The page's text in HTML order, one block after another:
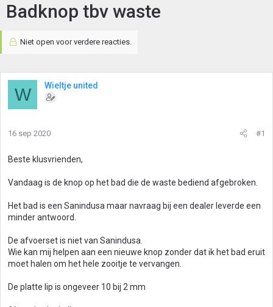
Badknop tbv waste
Niet open voor verdere reacties.
W Wieltje united
16 sep 2020 #1
Beste klusvrienden,
Vandaag is de knop op het bad die de waste bediend afgebroken.
Het bad is een Sanindusa maar navraag bij een dealer leverde een
minder antwoord.
De afvoerset is niet van Sanindusa.
Wie kan mij helpen aan een nieuwe knop zonder dat ik het bad eruit
moet halen om het hele zooitje te vervangen.
De platte lip is ongeveer 10 bij 2 mm